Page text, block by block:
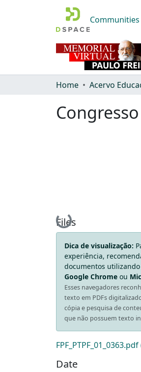
Home
Loading...
Files
Dica de visualização:
experiência,
documentos
Google Chrome ou
Esses navegadores
texto em PDFs
cópia e pesquisa de
que não possuem texto
FPF_PTPF_01_0363.pdf
Date